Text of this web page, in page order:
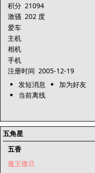
积分 21094
激骚 202 度
爱车
主机
相机
手机
注册时间 2005-12-19
发短消息
加为好友
当前离线
五角星
五香
魔王撒旦